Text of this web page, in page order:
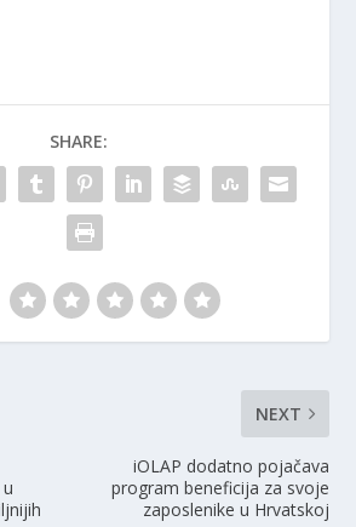
SHARE:
NEXT
iOLAP dodatno pojačava
program beneficija za svoje
zaposlenike u Hrvatskoj